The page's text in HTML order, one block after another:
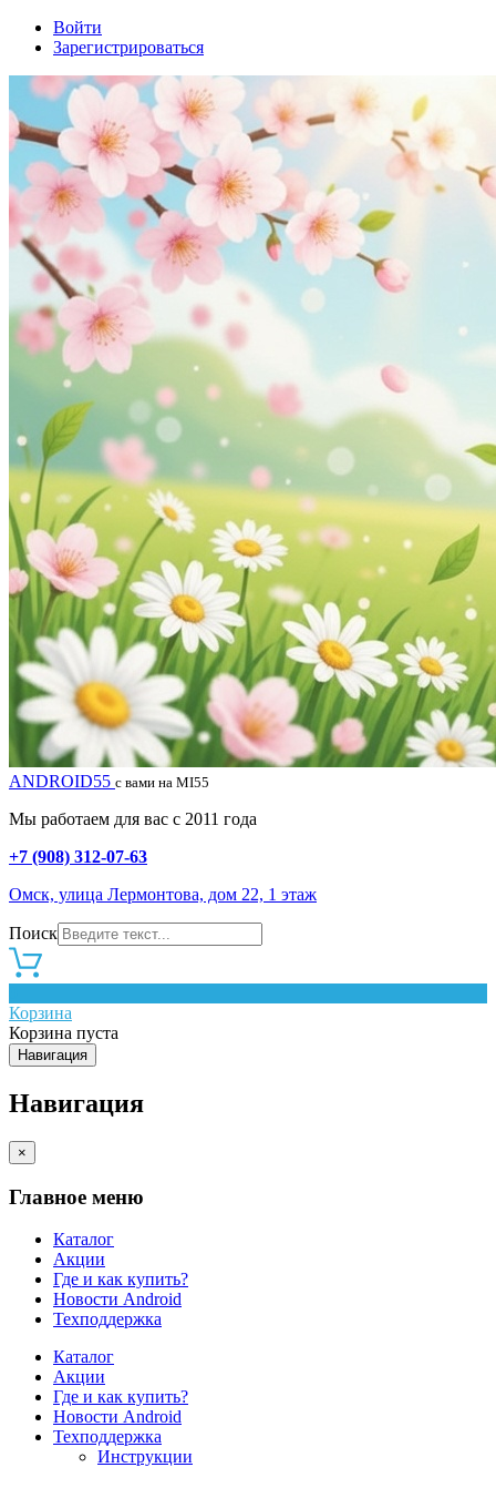
Войти
Зарегистрироваться
ANDROID55 с вами на MI55
Мы работаем для вас с 2011 года
+7 (908) 312-07-63
Омск, улица Лермонтова, дом 22, 1 этаж
Поиск
Корзина
Корзина пуста
Навигация
Навигация
×
Главное меню
Каталог
Акции
Где и как купить?
Новости Android
Техподдержка
Каталог
Акции
Где и как купить?
Новости Android
Техподдержка
Инструкции